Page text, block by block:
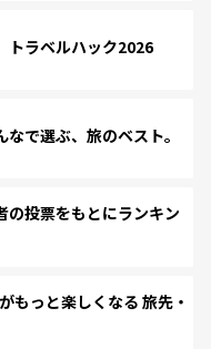
ラベルハック2026
で選ぶ、旅のベスト。
投票をもとにランキン
っと楽しくなる 旅先・